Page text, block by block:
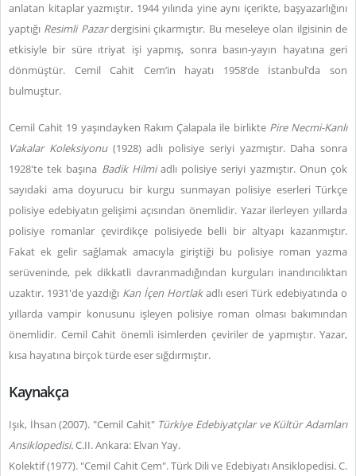
anlatan kitaplar yazmıştır. 1944 yılında yine aynı içerikte, başyazarlığını
yaptığı Resimli Pazardergisini çıkarmıştır. Bu meseleye olan ilgisinin de
etkisiyle bir süre ıtriyat işi yapmış, sonra basın-yayın hayatına geri
dönmüştür. Cemil Cahit Cem’in hayatı 1958’de İstanbul’da son
bulmuştur.
Cemil Cahit 19 yaşındayken Rakım Çalapala ile birlikte Pire Necmi-Kanlı
Vakalar Koleksiyonu (1928) adlı polisiye seriyi yazmıştır. Daha sonra
1928'te tek başına Badik Hilmiadlı polisiye seriyi yazmıştır. Onun çok
sayıdaki ama doyurucu bir kurgu sunmayan polisiye eserleri Türkçe
polisiye edebiyatın gelişimi açısından önemlidir. Yazar ilerleyen yıllarda
polisiye romanlar çevirdikçe polisiyede belli bir altyapı kazanmıştır.
Fakat ek gelir sağlamak amacıyla giriştiği bu polisiye roman yazma
serüveninde, pek dikkatli davranmadığından kurguları inandırıcılıktan
uzaktır. 1931'de yazdığı Kan İçen Hortlakadlı eseri Türk edebiyatında o
yıllarda vampir konusunu işleyen polisiye roman olması bakımından
önemlidir. Cemil Cahit önemli isimlerden çeviriler de yapmıştır. Yazar,
kısa hayatına birçok türde eser sığdırmıştır.
Kaynakça
Işık, İhsan (2007). "Cemil Cahit" Türkiye Edebiyatçılar ve Kültür Adamları
Ansiklopedisi.C.II. Ankara: Elvan Yay.
Kolektif (1977). "Cemil Cahit Cem". Türk Dili ve Edebiyatı Ansiklopedisi. C.